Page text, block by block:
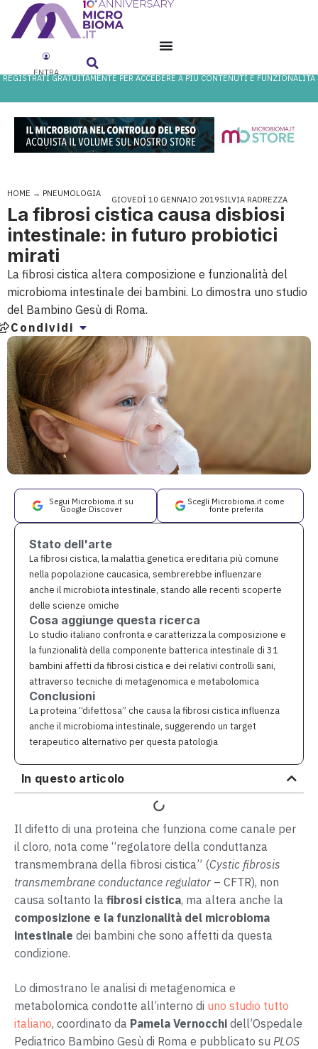
ENTRA
REGISTRATI GRATUITAMENTE PER ACCEDERE A PIÙ CONTENUTI E FUNZIONALITÀ
HOME → PNEUMOLOGIA
GIOVEDÌ 10 GENNAIO 2019SILVIA RADREZZA
La fibrosi cistica causa disbiosi
intestinale: in futuro probiotici
mirati
La fibrosi cistica altera composizione e funzionalità del
microbioma intestinale dei bambini. Lo dimostra uno studio
del Bambino Gesù di Roma.
Condividi
Segui Microbioma.it su
Google Discover
Scegli Microbioma.it come
fonte preferita
Stato dell'arte
La fibrosi cistica, la malattia genetica ereditaria più comune
nella popolazione caucasica, sembrerebbe influenzare
anche il microbiota intestinale, stando alle recenti scoperte
delle scienze omiche
Cosa aggiunge questa ricerca
Lo studio italiano confronta e caratterizza la composizione e
la funzionalità della componente batterica intestinale di 31
bambini affetti da fibrosi cistica e dei relativi controlli sani,
attraverso tecniche di metagenomica e metabolomica
Conclusioni
La proteina “difettosa” che causa la fibrosi cistica influenza
anche il microbioma intestinale, suggerendo un target
terapeutico alternativo per questa patologia
In questo articolo
Il difetto di una proteina che funziona come canale per
il cloro, nota come “regolatore della conduttanza
transmembrana della fibrosi cistica” (Cystic fibrosis
transmembrane conductance regulator – CFTR), non
causa soltanto la fibrosi cistica, ma altera anche la
composizione e la funzionalità del microbioma
intestinale dei bambini che sono affetti da questa
condizione.
Lo dimostrano le analisi di metagenomica e
metabolomica condotte all’interno di uno studio tutto
italiano, coordinato da Pamela Vernocchi dell’Ospedale
Pediatrico Bambino Gesù di Roma e pubblicato su PLOS